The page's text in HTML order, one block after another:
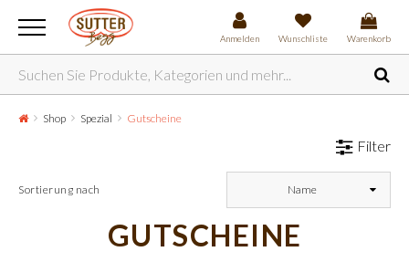
Anmelden Wunschliste Warenkorb
Shop Spezial Gutscheine
Filter
Sortierung nach Name
GUTSCHEINE